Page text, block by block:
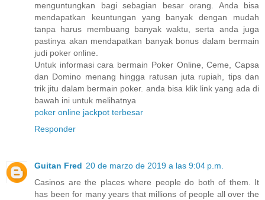
menguntungkan bagi sebagian besar orang. Anda bisa
mendapatkan keuntungan yang banyak dengan mudah
tanpa harus membuang banyak waktu, serta anda juga
pastinya akan mendapatkan banyak bonus dalam bermain
judi poker online.
Untuk informasi cara bermain Poker Online, Ceme, Capsa
dan Domino menang hingga ratusan juta rupiah, tips dan
trik jitu dalam bermain poker. anda bisa klik link yang ada di
bawah ini untuk melihatnya
poker online jackpot terbesar
Responder
Guitan Fred 20 de marzo de 2019 a las 9:04 p.m.
Casinos are the places where people do both of them. It
has been for many years that millions of people all over the